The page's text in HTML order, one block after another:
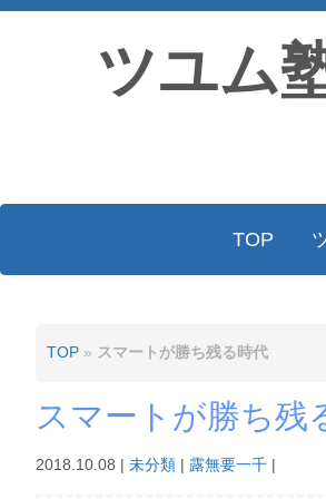
ツユム
TOP
TOP » スマートが勝ち残る時代
スマートが勝ち残
2018.10.08 | 未分類 | 露無要一千 |